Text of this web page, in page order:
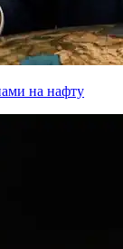
на нафту